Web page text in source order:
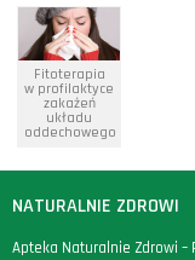
Fitoterapia
w profilaktyce
zakażeń
układu
oddechowego
NATURALNIE ZDROWI
Apteka Naturalnie Zdrowi –